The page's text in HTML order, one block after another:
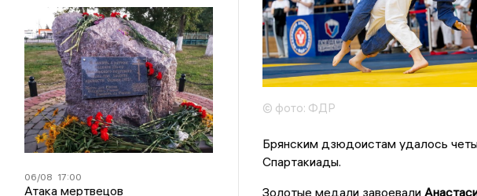
06/08 17:00
Атака мертвецов
© фото: ФДР
Брянским дзюдоистам удалось
Спартакиады.
Золотые медали завоевали